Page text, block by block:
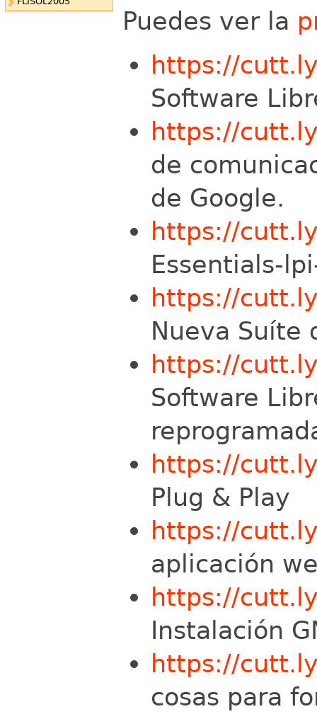
Puedes ver la
https://
Software
https://
de
de Google.
https://
Essentials-
https://
Nueva Suíte
https://
Software
https://
Plug & Play
https://
aplicación
https://
Instalación
https://
cosas para